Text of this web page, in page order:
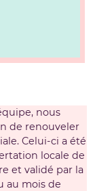
nous
de renouveler
Celui-ci a été
locale de
et validé par la
au mois de